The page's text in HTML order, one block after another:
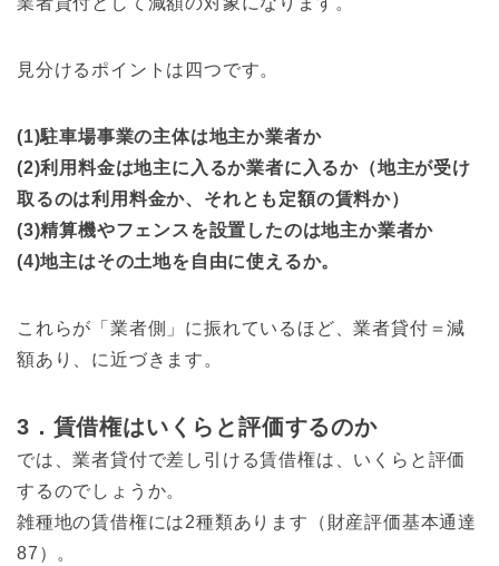
見分けるポイントは四つです。
(1)駐車場事業の主体は地主か業者か
(2)利用料金は地主に入るか業者に入るか（地主が受け
取るのは利用料金か、それとも定額の賃料か）
(3)精算機やフェンスを設置したのは地主か業者か
(4)地主はその土地を自由に使えるか。
これらが「業者側」に振れているほど、業者貸付＝減
額あり、に近づきます。
3．賃借権はいくらと評価するのか
では、業者貸付で差し引ける賃借権は、いくらと評価
するのでしょうか。
雑種地の賃借権には2種類あります（財産評価基本通達
87）。